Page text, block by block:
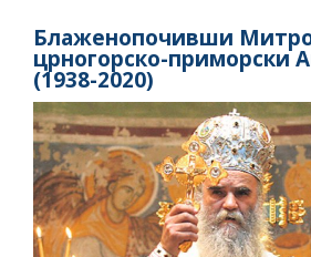
Блаженопочивши
црногорско-приморски
(1938-2020)